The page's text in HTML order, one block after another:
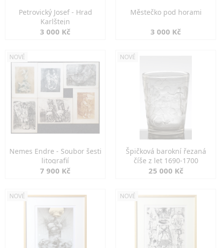
Petrovický Josef - Hrad
Karlštejn
3 000 Kč
Městečko pod horami
3 000 Kč
NOVÉ
Nemes Endre - Soubor šesti
litografií
7 900 Kč
NOVÉ
Špičková barokní řezaná
číše z let 1690-1700
25 000 Kč
NOVÉ NOVÉ